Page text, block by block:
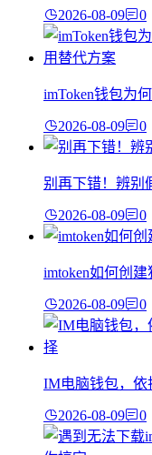
2026-08-09 0
imToken钱包为
2026-08-09 0
别再下错！辨别
2026-08-09 0
imtoken如何创
2026-08-09 0
IM电脑钱包，依
2026-08-09 0